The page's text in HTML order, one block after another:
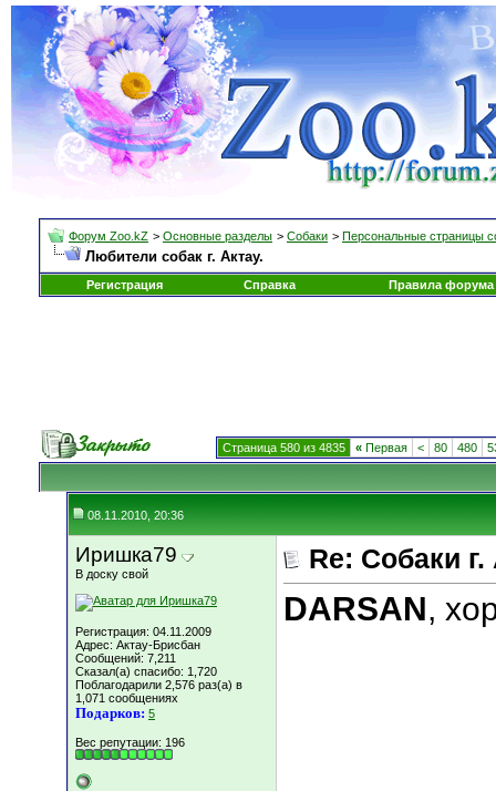
Форум Zoo.kZ > Основные разделы > Собаки > Персональные страницы
Любители собак г. Актау.
Регистрация Справка Правила форума
Страница 580 из 4835 « Первая < 80 480
08.11.2010, 20:36
Иришка79
В доску свой
Регистрация: 04.11.2009
Адрес: Актау-Брисбан
Сообщений: 7,211
Сказал(а) спасибо: 1,720
Поблагодарили 2,576 раз(а) в
1,071 сообщениях
Подарков: 5
Вес репутации: 196
Re: Собаки г.
DARSAN,